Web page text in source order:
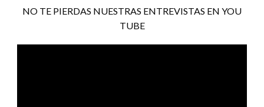
NO TE PIERDAS NUESTRAS ENTREVISTAS EN YOU
TUBE